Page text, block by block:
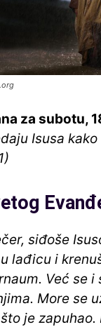
za subotu,
Isusa
siđoše
lađicu i
Već se i
More se
je zapuhao.